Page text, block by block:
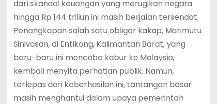
dari skandal keuangan yang merugikan negara
hingga Rp 144 triliun ini masih berjalan tersendat.
Penangkapan salah satu obligor kakap, Marimutu
Sinivasan, di Entikong, Kalimantan Barat, yang
baru-baru ini mencoba kabur ke Malaysia,
kembali menyita perhatian publik. Namun,
terlepas dari keberhasilan ini, tantangan besar
masih menghantui dalam upaya pemerintah